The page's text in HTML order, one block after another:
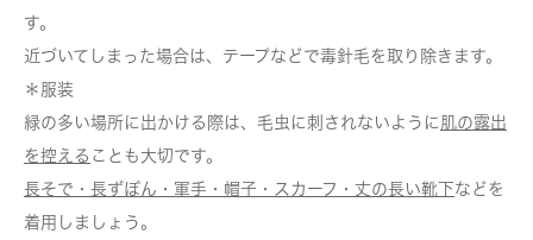
す。
近づいてしまった場合は、テープなどで毒針毛を取り除きます。
＊服装
緑の多い場所に出かける際は、毛虫に刺されないように 肌の露出
を控える ことも大切です。
長そで・長ずぼん・軍手・帽子・スカーフ・丈の長い靴下 などを
着用しましょう。